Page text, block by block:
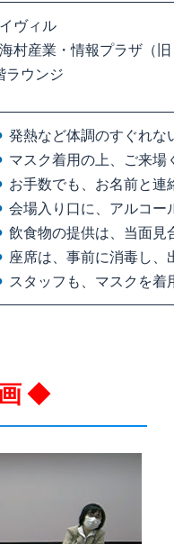
ヴィル
村産業・情報プラザ（
ラウンジ
発熱など体調のすぐれな
マスク着用の上、ご来場
お手数でも、お名前と
会場入り口に、アルコー
飲食物の提供は、当面見
座席は、事前に消毒し
スタッフも、マスクを着
◆